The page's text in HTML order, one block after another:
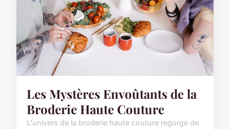
Les Mystères Envoûtants de la
Broderie Haute Couture
L'univers de la broderie haute couture regorge de